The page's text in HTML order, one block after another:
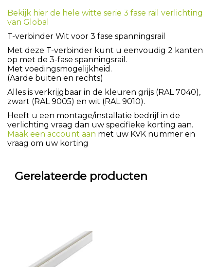
Bekijk hier de hele witte serie 3 fase rail verlichting
van Global
T-verbinder Wit voor 3 fase spanningsrail
Met deze T-verbinder kunt u eenvoudig 2 kanten
op met de 3-fase spanningsrail.
Met voedingsmogelijkheid.
(Aarde buiten en rechts)
Alles is verkrijgbaar in de kleuren grijs (RAL 7040),
zwart (RAL 9005) en wit (RAL 9010).
Heeft u een montage/installatie bedrijf in de
verlichting vraag dan uw specifieke korting aan.
Maak een account aan met uw KVK nummer en
vraag om uw korting
Gerelateerde producten